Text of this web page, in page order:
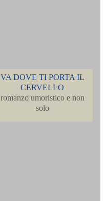
VA DOVE TI PORTA IL
CERVELLO
romanzo umoristico e non
solo